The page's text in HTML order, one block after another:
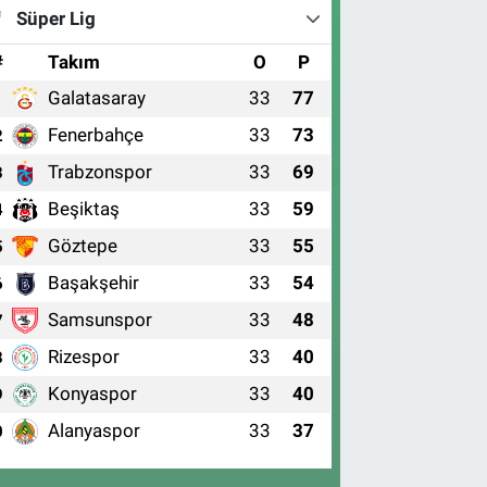
Süper Lig
Takım O P
Galatasaray 33 77
Fenerbahçe 33 73
Trabzonspor 33 69
Beşiktaş 33 59
Göztepe 33 55
Başakşehir 33 54
Samsunspor 33 48
Rizespor 33 40
Konyaspor 33 40
Alanyaspor 33 37